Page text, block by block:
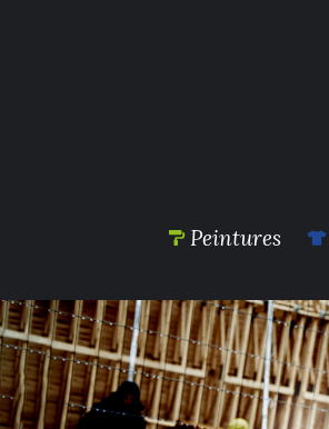
Peintures